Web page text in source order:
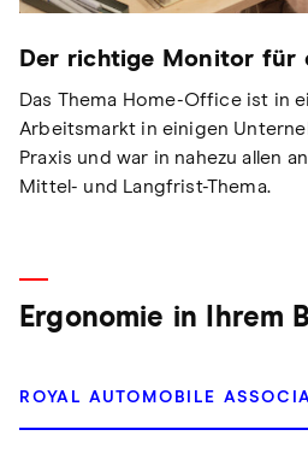
Der richtige Monitor für
Das Thema Home-Office ist in
Arbeitsmarkt in einigen
Praxis und war in nahezu allen
Mittel- und Langfrist-Thema.
Ergonomie in Ihrem
ROYAL AUTOMOBILE